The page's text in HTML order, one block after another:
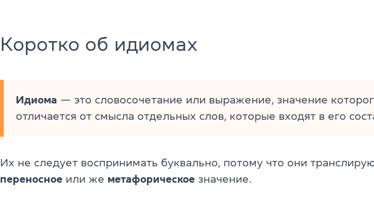
Коротко об идиомах
Идиома — это словосочетание или выражение, значение
отличается от смысла отдельных слов, которые входят в его
Их не следует воспринимать буквально, потому что они
переносное или же метафорическое значение.